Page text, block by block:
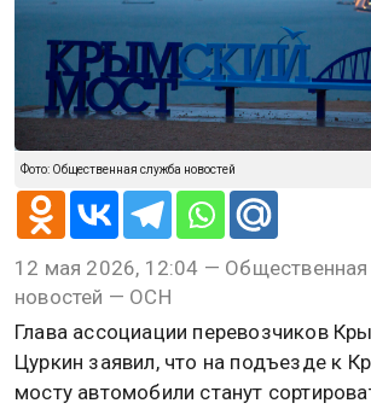
Фото: Общественная служба новостей
12 мая 2026, 12:04 —
новостей — ОСН
Глава ассоциации перевозчиков
Цуркин заявил, что на подъезде к
мосту автомобили станут